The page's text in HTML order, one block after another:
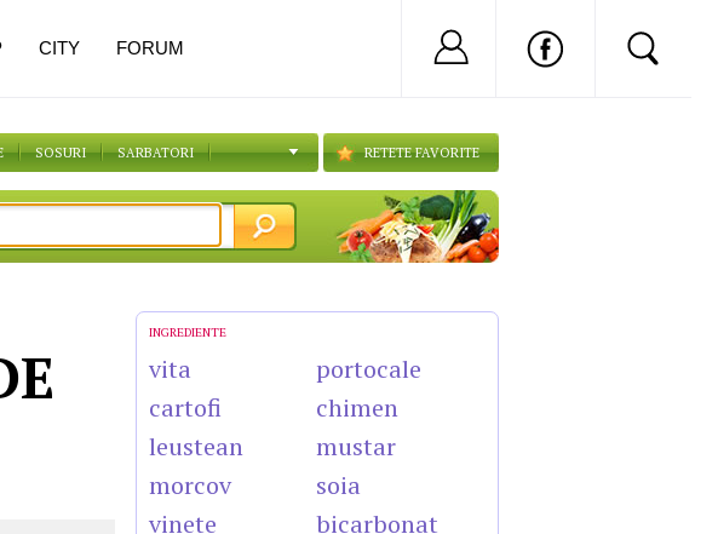
SOSURI SARBATORI RETETE FAVORITE
INGREDIENTE
vita
cartofi
leustean
morcov
vinete
portocale
chimen
mustar
soia
bicarbonat
CITY FORUM Nu ai cont?